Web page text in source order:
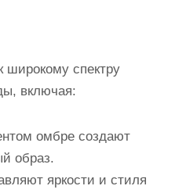
спектру
включая:
омбре создают
образ.
яркости и стиля